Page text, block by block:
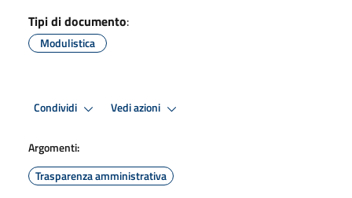
Tipi di documento:
Modulistica
Condividi Vedi azioni
Argomenti:
Trasparenza amministrativa